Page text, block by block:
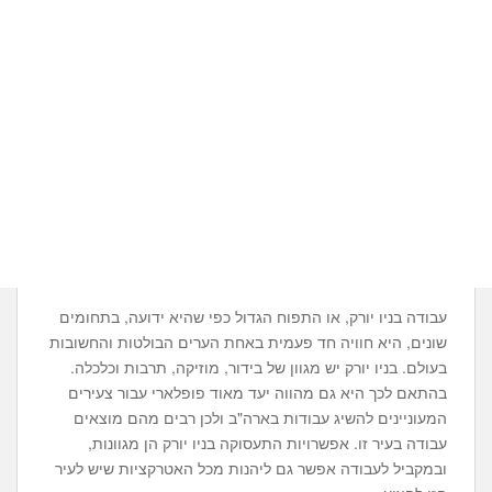
עבודה בניו יורק, או התפוח הגדול כפי שהיא ידועה, בתחומים
שונים, היא חוויה חד פעמית באחת הערים הבולטות והחשובות
בעולם. בניו יורק יש מגוון של בידור, מוזיקה, תרבות וכלכלה.
בהתאם לכך היא גם מהווה יעד מאוד פופלארי עבור צעירים
המעוניינים להשיג עבודות בארה"ב ולכן רבים מהם מוצאים
עבודה בעיר זו. אפשרויות התעסוקה בניו יורק הן מגוונות,
ובמקביל לעבודה אפשר גם ליהנות מכל האטרקציות שיש לעיר